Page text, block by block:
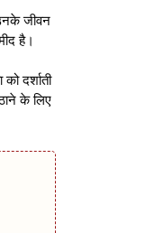
जीवन
है।
दर्शाती
के लिए